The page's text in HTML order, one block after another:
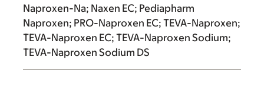
Naproxen-Na; Naxen EC; Pediapharm
Naproxen; PRO-Naproxen EC; TEVA-Naproxen;
TEVA-Naproxen EC; TEVA-Naproxen Sodium;
TEVA-Naproxen Sodium DS